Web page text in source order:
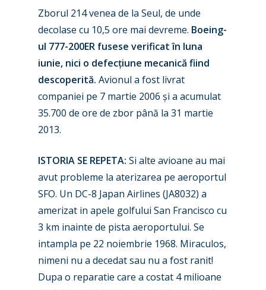
Zborul 214 venea de la Seul, de unde
decolase cu 10,5 ore mai devreme. Boeing-
ul 777-200ER fusese verificat în luna
iunie, nici o defecțiune mecanică fiind
descoperită. Avionul a fost livrat
companiei pe 7 martie 2006 și a acumulat
35.700 de ore de zbor până la 31 martie
2013.
ISTORIA SE REPETA: Si alte avioane au mai
avut probleme la aterizarea pe aeroportul
SFO. Un DC-8 Japan Airlines (JA8032) a
amerizat in apele golfului San Francisco cu
3 km inainte de pista aeroportului. Se
intampla pe 22 noiembrie 1968. Miraculos,
nimeni nu a decedat sau nu a fost ranit!
Dupa o reparatie care a costat 4 milioane